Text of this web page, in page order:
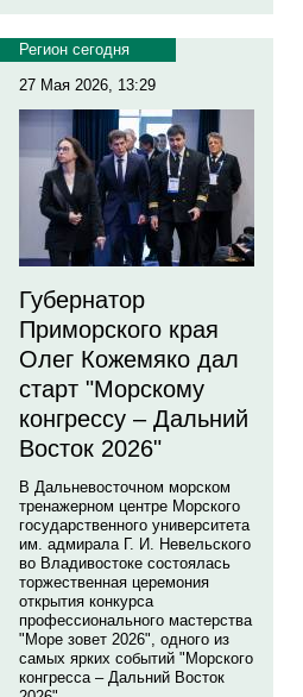
Регион сегодня
27 Мая 2026, 13:29
Губернатор
Приморского края
Олег Кожемяко дал
старт "Морскому
конгрессу – Дальний
Восток 2026"
В Дальневосточном морском
тренажерном центре Морского
государственного университета
им. адмирала Г. И. Невельского
во Владивостоке состоялась
торжественная церемония
открытия конкурса
профессионального мастерства
"Море зовет 2026", одного из
самых ярких событий "Морского
конгресса – Дальний Восток